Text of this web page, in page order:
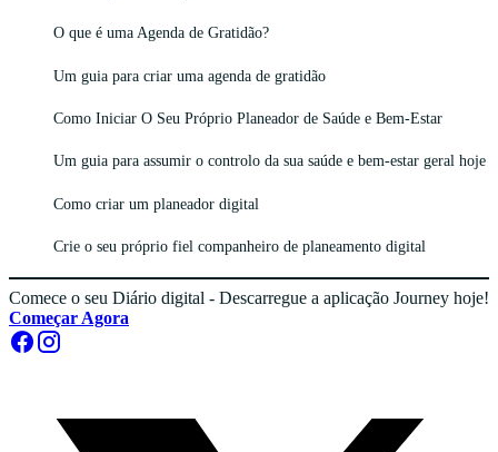
O que é uma Agenda de Gratidão?
Um guia para criar uma agenda de gratidão
Como Iniciar O Seu Próprio Planeador de Saúde e Bem-Estar
Um guia para assumir o controlo da sua saúde e bem-estar geral hoje
Como criar um planeador digital
Crie o seu próprio fiel companheiro de planeamento digital
Comece o seu Diário digital - Descarregue a aplicação Journey hoje!
Começar Agora